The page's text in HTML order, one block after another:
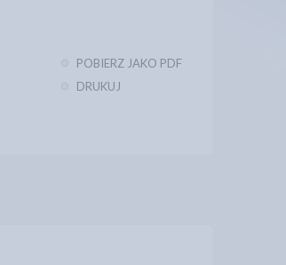
POBIERZ JAKO PDF
DRUKUJ